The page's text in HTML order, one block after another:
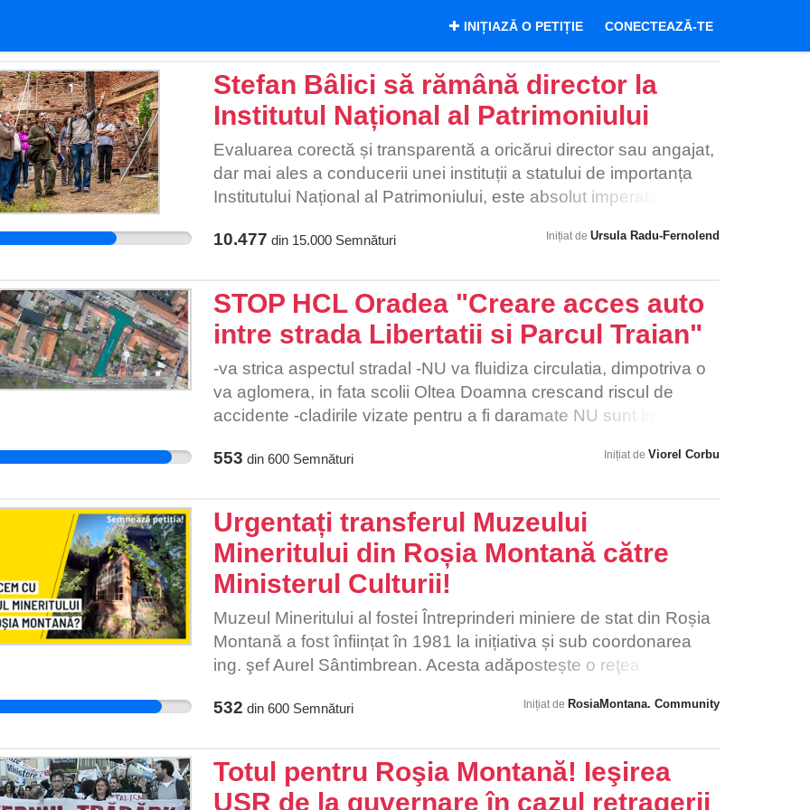
INIȚIAZĂ O PETIȚIE CONECTEAZĂ-TE
Stefan Bâlici să rămână director la
Institutul Național al Patrimoniului
Evaluarea corectă și transparentă a oricărui director sau angajat,
dar mai ales a conducerii unei instituții a statului de importanța
Institutului Național al Patrimoniului, este absolut imperativă
denotă rea voință, lipsă de profesionalism și lipsă de
ministrului Romașcanu.
10.477 din 15.000Semnături Inițiat de Ursula Radu-Fernolend
STOP HCL Oradea "Creare acces auto
intre strada Libertatii si Parcul Traian"
-va strica aspectul stradal -NU va fluidiza circulatia, dimpotriva o
va aglomera, in fata scolii Oltea Doamna crescand riscul de
accidente -cladirile vizate pentru a fi daramate NU sunt in
553 din 600Semnături Inițiat de Viorel Corbu
Urgentați transferul Muzeului
Mineritului din Roșia Montană către
Ministerul Culturii!
Muzeul Mineritului al fostei Întreprinderi miniere de stat din Roșia
Montană a fost înființat în 1981 la inițiativa și sub coordonarea
ing. şef Aurel Sântimbrean. Acesta adăpostește o reţea
minieră romană de la Alburnus Maior, Masivul Orlea” / cod AB-I-
Lapidarium aflat în prezent în restaurare prin efortul voluntarilor
inițiativei Adoptă o Casă și o colecție de fotografii ce ilustrează
tehnici şi tehnologii de extragere şi prelucrare a aurului în zona
532 din 600Semnături Inițiat de RosiaMontana. Community
Totul pentru Roşia Montană! Ieşirea
USR de la guvernare în cazul retragerii